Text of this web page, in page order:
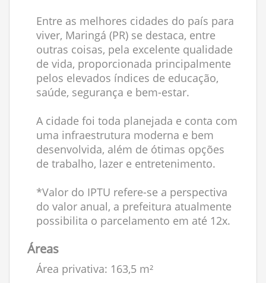
Entre as melhores cidades do país para
viver, Maringá (PR) se destaca, entre
outras coisas, pela excelente qualidade
de vida, proporcionada principalmente
pelos elevados índices de educação,
saúde, segurança e bem-estar.
A cidade foi toda planejada e conta com
uma infraestrutura moderna e bem
desenvolvida, além de ótimas opções
de trabalho, lazer e entretenimento.
*Valor do IPTU refere-se a perspectiva
do valor anual, a prefeitura atualmente
possibilita o parcelamento em até 12x.
Áreas
Área privativa: 163,5 m²